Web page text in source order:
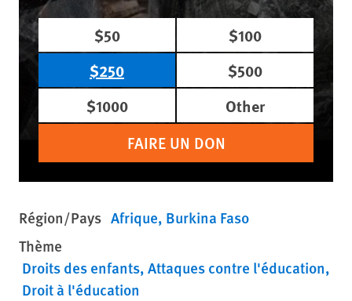
$50
$100
$250
$500
$1000
Other
FAIRE UN DON
Région/Pays Afrique Burkina Faso
Thème
Droits des enfants Attaques contre l'éducation
Droit à l'éducation